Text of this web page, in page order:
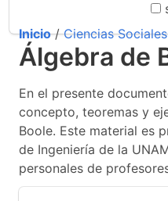
Inicio/Ciencias Sociales
Álgebra de
En el presente
concepto, teoremas y
Boole. Este material es
de Ingeniería de la
personales de